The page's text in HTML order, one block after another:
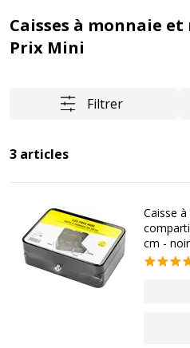
Caisses à monnaie
Prix Mini
Filtrer
3 articles
Caisse
cm -